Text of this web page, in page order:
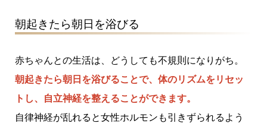
朝起きたら朝日を浴びる
赤ちゃんとの生活は、どうしても不規則になりがち。
朝起きたら朝日を浴びることで、体のリズムをリセッ
トし、自立神経を整えることができます。
自律神経が乱れると女性ホルモンも引きずられるよう